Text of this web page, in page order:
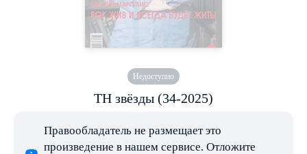
Недоступно
ТН звёзды (34-2025)
Правообладатель не размещает это
произведение в нашем сервисе. Отложите